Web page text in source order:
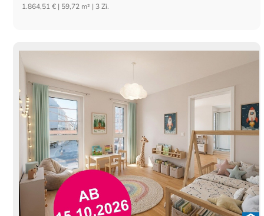
1.864,51 € | 59,72 m² | 3 Zi.